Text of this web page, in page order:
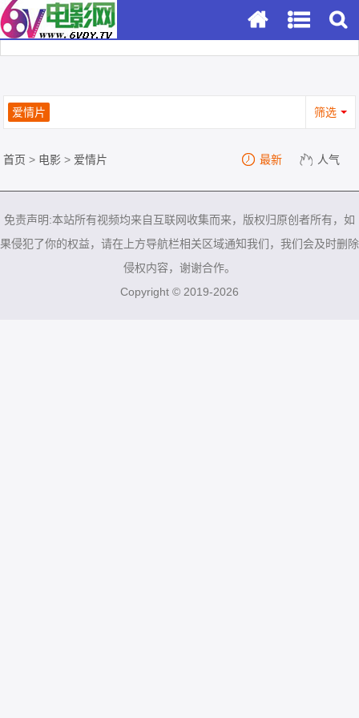
爱情片 筛选
首页 > 电影 > 爱情片 最新 人气
免责声明:本站所有视频均来自互联网收集而来，版权归原创者所有，如
果侵犯了你的权益，请在上方导航栏相关区域通知我们，我们会及时删除
侵权内容，谢谢合作。
Copyright © 2019-2026